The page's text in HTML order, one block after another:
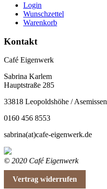
Login
Wunschzettel
Warenkorb
Kontakt
Café Eigenwerk
Sabrina Karlem
Hauptstraße 285
33818 Leopoldshöhe / Asemissen
0160 456 8553
sabrina(at)cafe-eigenwerk.de
© 2020 Café Eigenwerk
Vertrag widerrufen